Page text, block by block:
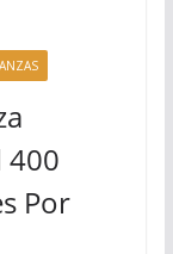
400
Por